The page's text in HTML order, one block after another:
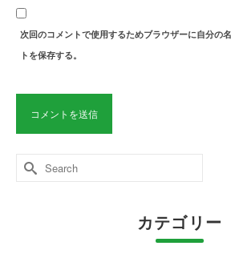
次回のコメントで使用するためブラウザーに自分の
トを保存する。
Search
for:
カテゴリー